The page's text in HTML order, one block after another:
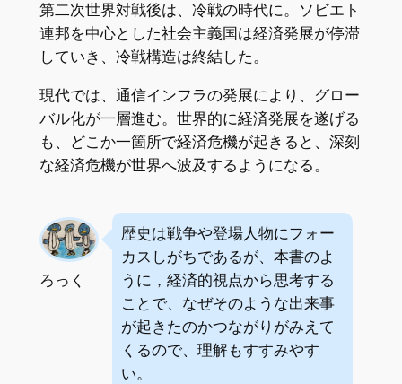
第二次世界対戦後は、冷戦の時代に。ソビエト
連邦を中心とした社会主義国は経済発展が停滞
していき、冷戦構造は終結した。
現代では、通信インフラの発展により、グロー
バル化が一層進む。世界的に経済発展を遂げる
も、どこか一箇所で経済危機が起きると、深刻
な経済危機が世界へ波及するようになる。
ろっく
歴史は戦争や登場人物にフォー
カスしがちであるが、本書のよ
うに，経済的視点から思考する
ことで、なぜそのような出来事
が起きたのかつながりがみえて
くるので、理解もすすみやす
い。